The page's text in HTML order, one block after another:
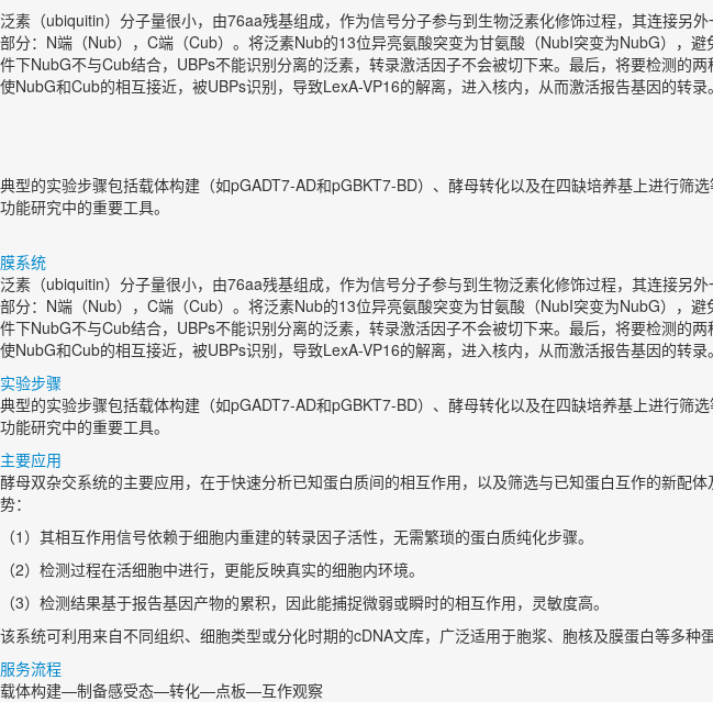
泛素（ubiquitin）分子量很小，由76aa残基组成，作为信号分子参与到生物泛素化修饰过程，其连接另
部分：N端（Nub），C端（Cub）。将泛素Nub的13位异亮氨酸突变为甘氨酸（NubI突变为NubG），
件下NubG不与Cub结合，UBPs不能识别分离的泛素，转录激活因子不会被切下来。最后，将要检测的
使NubG和Cub的相互接近，被UBPs识别，导致LexA-VP16的解离，进入核内，从而激活报告基因的转录。
典型的实验步骤包括载体构建（如pGADT7-AD和pGBKT7-BD）、酵母转化以及在四缺培养基上进行
功能研究中的重要工具。
膜系统
泛素（ubiquitin）分子量很小，由76aa残基组成，作为信号分子参与到生物泛素化修饰过程，其连接另
部分：N端（Nub），C端（Cub）。将泛素Nub的13位异亮氨酸突变为甘氨酸（NubI突变为NubG），
件下NubG不与Cub结合，UBPs不能识别分离的泛素，转录激活因子不会被切下来。最后，将要检测的
使NubG和Cub的相互接近，被UBPs识别，导致LexA-VP16的解离，进入核内，从而激活报告基因的转录。
实验步骤
典型的实验步骤包括载体构建（如pGADT7-AD和pGBKT7-BD）、酵母转化以及在四缺培养基上进行
功能研究中的重要工具。
主要应用
酵母双杂交系统的主要应用，在于快速分析已知蛋白质间的相互作用，以及筛选与已知蛋白互作的新配
势：
（1）其相互作用信号依赖于细胞内重建的转录因子活性，无需繁琐的蛋白质纯化步骤。
（2）检测过程在活细胞中进行，更能反映真实的细胞内环境。
（3）检测结果基于报告基因产物的累积，因此能捕捉微弱或瞬时的相互作用，灵敏度高。
该系统可利用来自不同组织、细胞类型或分化时期的cDNA文库，广泛适用于胞浆、胞核及膜蛋白等多种
服务流程
载体构建—制备感受态—转化—点板—互作观察